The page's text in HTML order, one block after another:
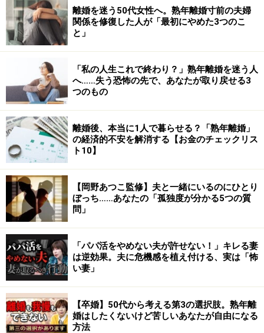
離婚を迷う50代女性へ。熟年離婚寸前の夫婦
関係を修復した人が「最初にやめた3つのこ
と」
「私の人生これで終わり？」熟年離婚を迷う人
へ……失う恐怖の先で、あなたが取り戻せる3
つのもの
離婚後、本当に1人で暮らせる？「熟年離婚」
の経済的不安を解消する【お金のチェックリス
ト10】
【岡野あつこ監修】夫と一緒にいるのにひとり
ぼっち……あなたの「孤独度が分かる5つの質
問」
「パパ活をやめない夫が許せない！」キレる妻
は逆効果。夫に危機感を植え付ける、実は「怖
い妻」
【卒婚】50代から考える第3の選択肢。熟年離
婚はしたくないけど苦しいあなたが自由になる
方法